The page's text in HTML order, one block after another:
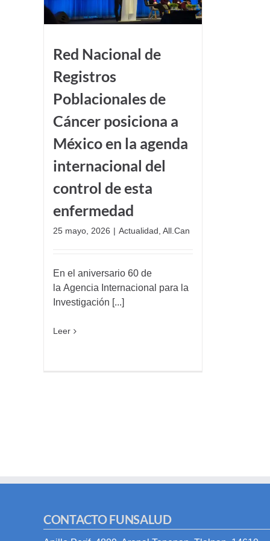
Red Nacional de
Registros
Poblacionales de
Cáncer posiciona a
México en la agenda
internacional del
control de esta
enfermedad
25 mayo, 2026 | Actualidad, All.Can
En el aniversario 60 de
la Agencia Internacional para la
Investigación [...]
Leer
CONTACTO FUNSALUD